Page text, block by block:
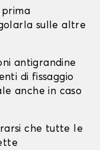
prima
sulle altre
antigrandine
di fissaggio
anche in caso
che tutte le